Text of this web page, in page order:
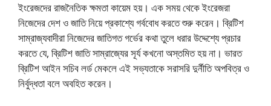
ইংরেজদের রাজনৈতিক ক্ষমতা কায়েম হয়। এক সময় থেকে ইংরেজরা
নিজেদের দেশ ও জাতি নিয়ে প্রকাশ্যে গর্ববোধ করতে শুরু করেন। ব্রিটিশ
সাম্রাজ্যবাদীরা নিজেদের জাতিগত গর্ভের কথা তুলে ধরার উদ্দেশ্যে প্রচার
করতে যে, ব্রিটিশ জাতি সাম্রাজ্যের সূর্য কখনো অস্তমিত হয় না। ভারত
ব্রিটিশ আইন সচিব লর্ড মেকলে এই সভ্যতাকে সরাসরি দুর্নীতি অপবিত্র ও
নির্বুদ্ধতা বলে অবহিত করেন।